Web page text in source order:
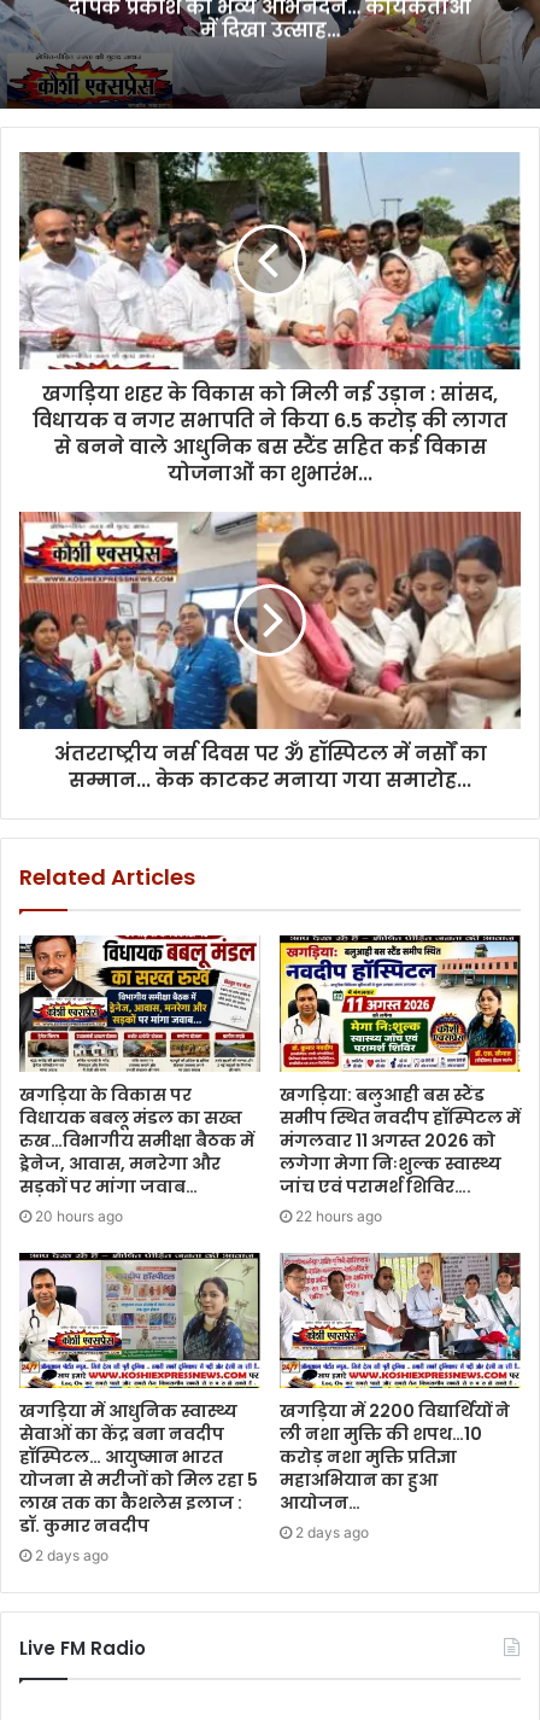
परमानंद
सिंह
कुशवाहा
की
अगुवाई
में
पंचायती
मंत्री
दीपक
प्रकाश
भव्य
अभिनंदन…
कार्यकर्ताओं
दीपक प्रकाश का भव्य अभिनंदन… कार्यकर्ताओं
में दिखा उत्साह…
खगड़िया शहर के विकास को मिली नई उड़ान : सांसद,
विधायक व नगर सभापति ने किया 6.5 करोड़ की लागत
से बनने वाले आधुनिक बस स्टैंड सहित कई विकास
योजनाओं का शुभारंभ...
अंतरराष्ट्रीय नर्स दिवस पर ॐ हॉस्पिटल में नर्सों का
सम्मान... केक काटकर मनाया गया समारोह...
Related Articles
खगड़िया के विकास पर
विधायक बबलू मंडल का सख्त
रुख…विभागीय समीक्षा बैठक में
ड्रेनेज, आवास, मनरेगा और
सड़कों पर मांगा जवाब…
20 hours ago
खगड़िया: बलुआही बस स्टैंड
समीप स्थित नवदीप हॉस्पिटल में
मंगलवार 11 अगस्त 2026 को
लगेगा मेगा निःशुल्क स्वास्थ्य
जांच एवं परामर्श शिविर….
22 hours ago
खगड़िया में आधुनिक स्वास्थ्य
सेवाओं का केंद्र बना नवदीप
हॉस्पिटल… आयुष्मान भारत
योजना से मरीजों को मिल रहा 5
लाख तक का कैशलेस इलाज :
डॉ. कुमार नवदीप
2 days ago
खगड़िया में 2200 विद्यार्थियों ने
ली नशा मुक्ति की शपथ…10
करोड़ नशा मुक्ति प्रतिज्ञा
महाअभियान का हुआ
आयोजन…
2 days ago
Live FM Radio